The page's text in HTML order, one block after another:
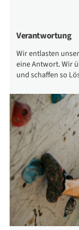
Verantwortung
Wir entlasten
eine Antwort. Wir
und schaffen so